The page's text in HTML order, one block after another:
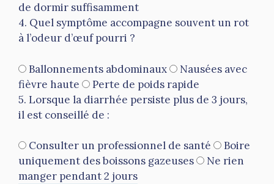
de dormir suffisamment
4. Quel symptôme accompagne souvent un rot
à l’odeur d’œuf pourri ?
Ballonnements abdominaux
fièvre haute
Perte de poids rapide
5. Lorsque la diarrhée persiste plus de 3 jours,
il est conseillé de :
Consulter un professionnel de santé
uniquement des boissons gazeuses
manger pendant 2 jours